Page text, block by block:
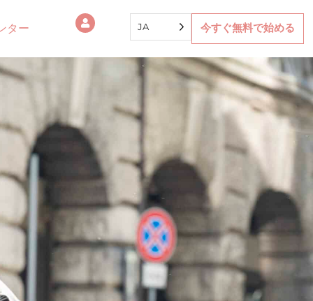
ター JA 今すぐ無料で始める